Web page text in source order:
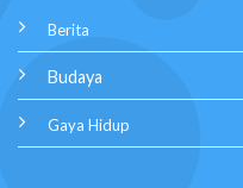
Berita
Budaya
Gaya Hidup